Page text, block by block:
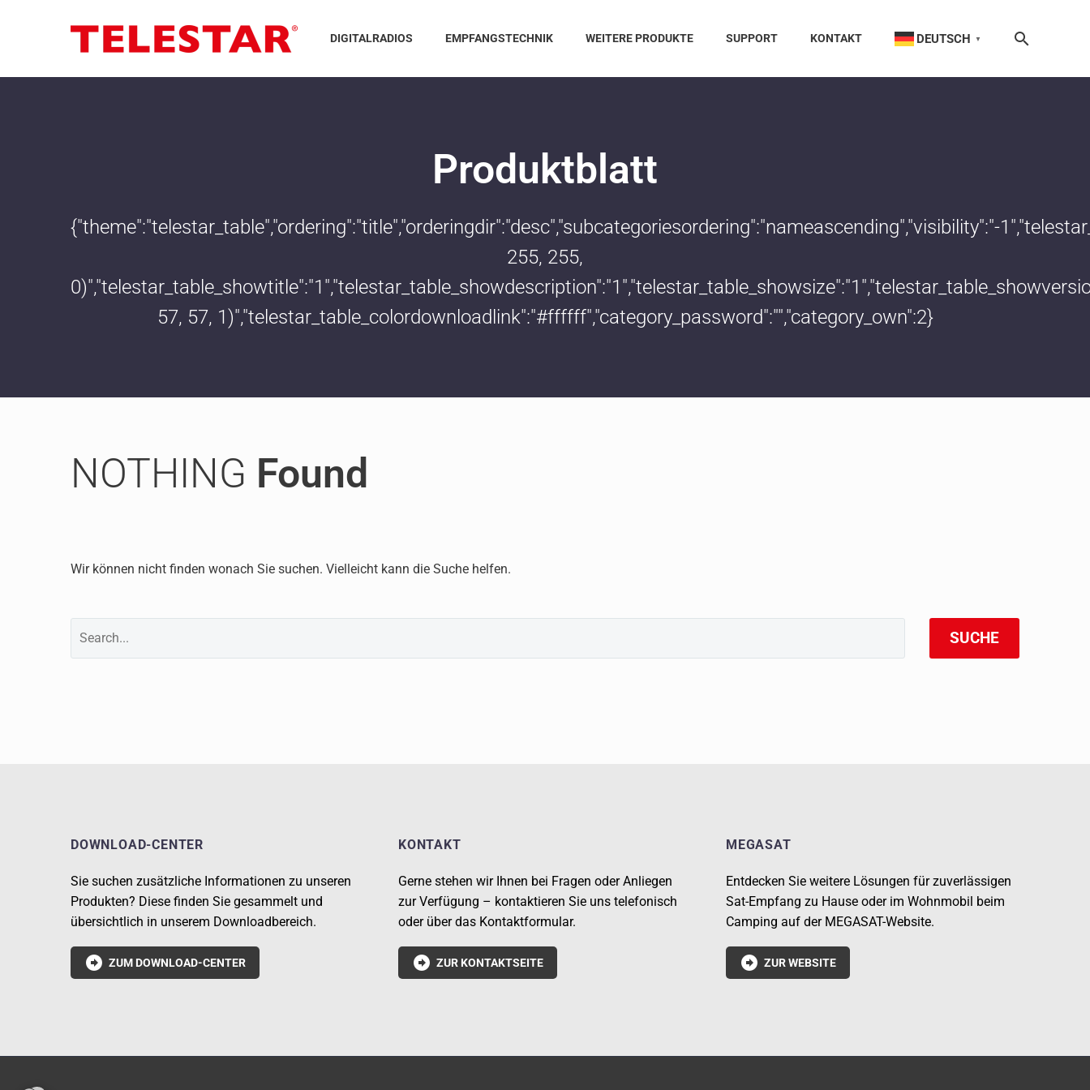
DIGITALRADIOS EMPFANGSTECHNIK WEITERE PRODUKTE SUPPORT KONTAKT DEUTSCH ▼
Produktblatt
{"theme":"telestar_table","ordering":"title","orderingdir":"desc","subcategoriesordering":"nameascending","visibility":"-
255, 255,
57, 57, 1)","telestar_table_colordownloadlink":"#ffffff","category_password":"","category_own":2}
NOTHING Found
Wir können nicht finden wonach Sie suchen. Vielleicht kann die Suche helfen.
SUCHE
DOWNLOAD-CENTER
Sie suchen zusätzliche Informationen zu unseren
Produkten? Diese finden Sie gesammelt und
übersichtlich in unserem Downloadbereich.
 ZUM DOWNLOAD-CENTER
KONTAKT
Gerne stehen wir Ihnen bei Fragen oder Anliegen
zur Verfügung – kontaktieren Sie uns telefonisch
oder über das Kontaktformular.
 ZUR KONTAKTSEITE
MEGASAT
Entdecken Sie weitere Lösungen für zuverlässigen
Sat-Empfang zu Hause oder im Wohnmobil beim
Camping auf der MEGASAT-Website.
 ZUR WEBSITE